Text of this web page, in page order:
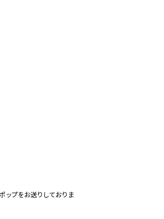
ップをお送りしておりま